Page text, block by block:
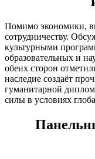
Помимо экономики,
сотрудничеству.
культурными
образовательных и
обеих сторон
наследие создаёт
гуманитарной
силы в условиях